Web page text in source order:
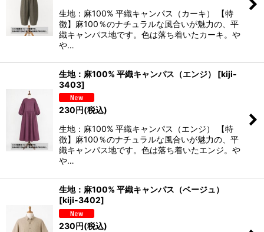
生地：麻100% 平織キャンパス（カーキ） 【特
徴】麻100％のナチュラルな風合いが魅力の、平
織キャンパス地です。色は落ち着いたカーキ。や
や…
生地：麻100% 平織キャンパス（エンジ） [kiji-
3403]
230円(税込)
生地：麻100% 平織キャンパス（エンジ） 【特
徴】麻100％のナチュラルな風合いが魅力の、平
織キャンパス地です。色は落ち着いたエンジ。や
や…
生地：麻100% 平織キャンパス（ベージュ）
[kiji-3402]
230円(税込)